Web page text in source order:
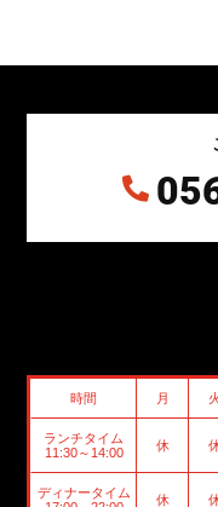

時間 月
ランチタイム
11:30～14:00
休
ディナータイム
休